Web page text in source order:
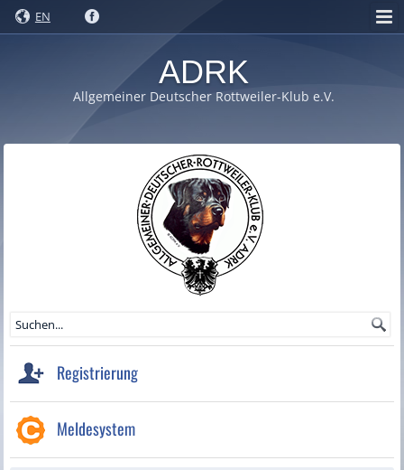
EN
ADRK
Allgemeiner Deutscher Rottweiler-Klub e.V.
Registrierung
Meldesystem